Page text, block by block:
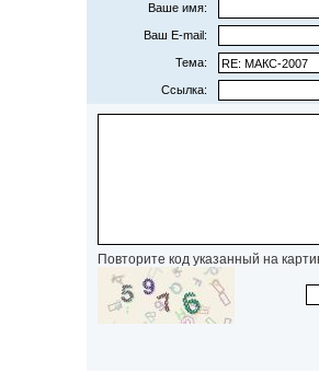
Ваше имя:
Ваш E-mail:
Тема:
Ссылка:
Повторите код указанный на